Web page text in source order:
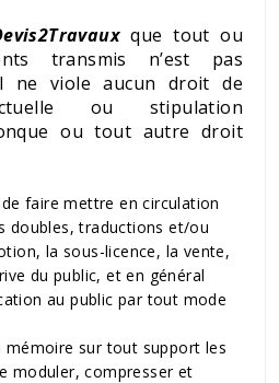
que tout ou
transmis n’est pas
ne viole aucun droit de
ou stipulation
ou tout autre droit
faire mettre en circulation
doubles, traductions et/ou
la sous-licence, la vente,
du public, et en général
au public par tout mode
sur tout support les
moduler, compresser et